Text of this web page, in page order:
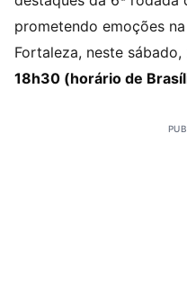
prometendo emoções na
Fortaleza, neste
18h30 (horário de